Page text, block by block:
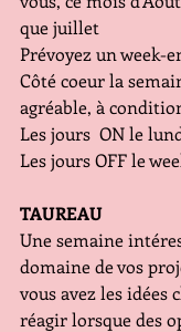
que juillet
Prévoyez un week-
Côté coeur la
agréable, à
Les jours  ON le
Les jours OFF le
TAUREAU
Une semaine
domaine de vos
vous avez les idées
réagir lorsque des